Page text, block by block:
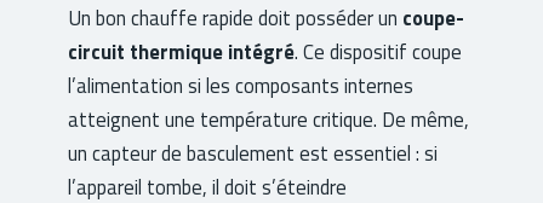
Un bon chauffe rapide doit posséder un coupe-
circuit thermique intégré. Ce dispositif coupe
l’alimentation si les composants internes
atteignent une température critique. De même,
un capteur de basculement est essentiel : si
l’appareil tombe, il doit s’éteindre